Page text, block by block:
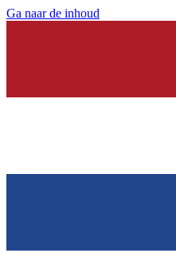
Ga naar de inhoud